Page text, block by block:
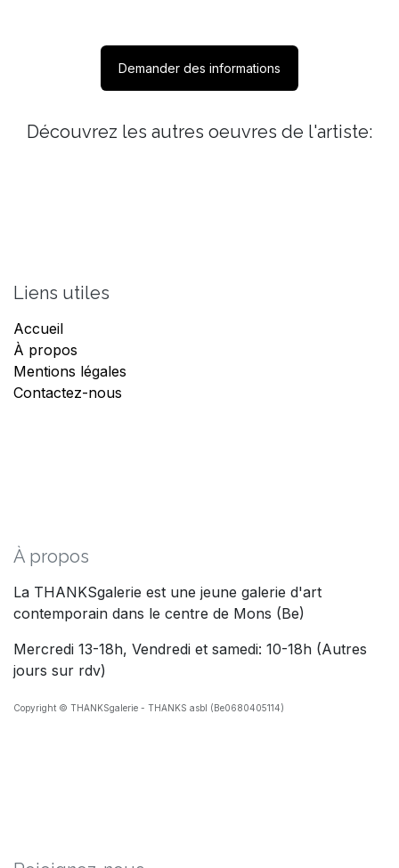
Demander des informations
Découvrez les autres oeuvres de l'artiste:
Liens utiles
Accueil
À propos
Mentions légales
Contactez-nous
À propos
La THANKSgalerie est une jeune galerie d'art
contemporain dans le centre de Mons (Be)
Mercredi 13-18h, Vendredi et samedi: 10-18h (Autres
jours sur rdv)
Copyright © THANKSgalerie - THANKS asbl (Be0680405114)